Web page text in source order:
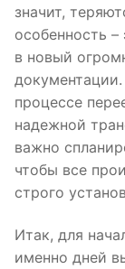
значит,
особенность
в новый
процессе
надежной
важно
чтобы все
строго
Итак, для
именно дней